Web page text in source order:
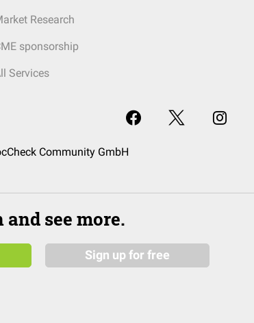
Research
sponsorship
Services
Community GmbH
and see more.
Sign up for free